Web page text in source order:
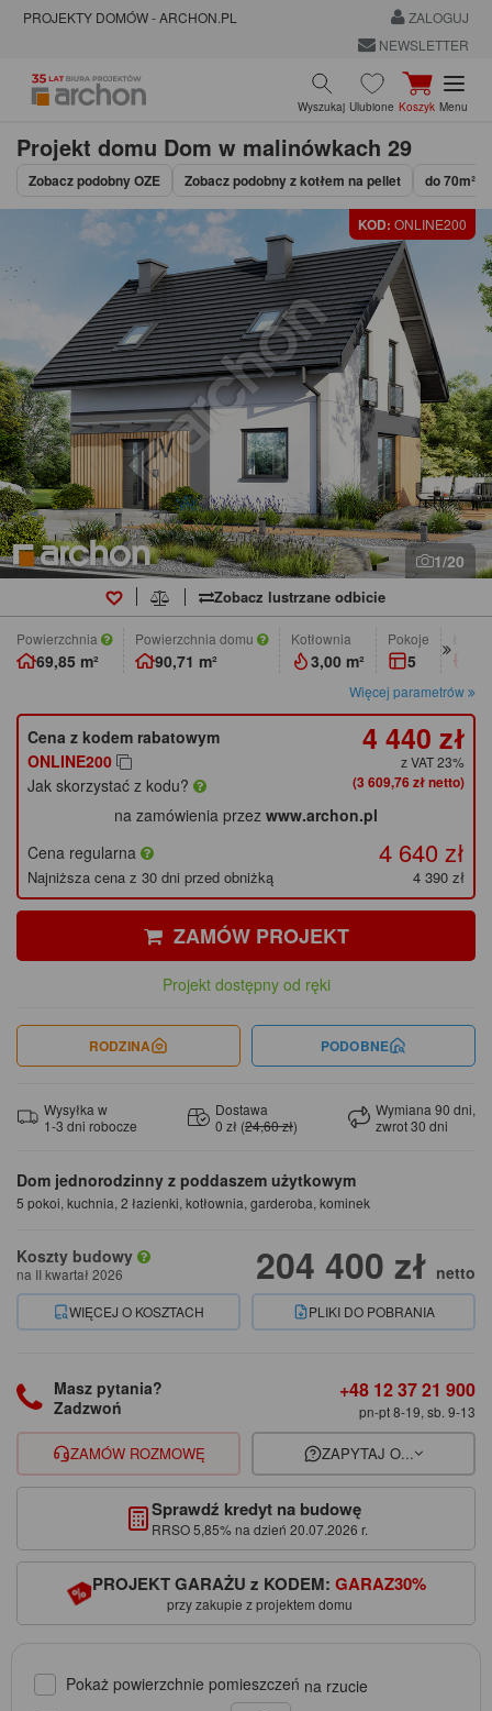
PROJEKTY DOMÓW - ARCHON.PL
ZALOGUJ
NEWSLETTER
Wyszukaj Ulubione Koszyk Menu
Projekt domu Dom w malinówkach 29
Zobacz podobny OZE Zobacz podobny z kotłem na pellet do 70m²
KOD: ONLINE200
1/20
Zobacz lustrzane odbicie
Powierzchnia
69,85 m²
Powierzchnia domu
90,71 m²
Kotłownia
3,00 m²
pokoje
5
Więcej parametrów
Dom jednorodzinny z poddaszem użytkowym
5 pokoi, kuchnia, 2 łazienki, kotłownia, garderoba, kominek
Koszty budowy
na II kwartał 2026 204 400 zł netto
WIĘCEJ O KOSZTACH PLIKI DO POBRANIA
Cena z kodem rabatowym
ONLINE200
Jak skorzystać z kodu?
4 440 zł
z VAT 23%
(3 609,76 zł netto)
na zamówienia przez www.archon.pl
Cena regularna
4 640 zł
Najniższa cena z 30 dni przed obniżką 4 390 zł
ZAMÓW PROJEKT
Projekt dostępny od ręki
RODZINA PODOBNE
Wysyłka w
1-3 dni robocze
Dostawa
0 zł (24,60 zł)
Wymiana 90 dni,
zwrot 30 dni
Masz pytania?
Zadzwoń
+48 12 37 21 900
pn-pt 8-19, sb. 9-13
ZAMÓW ROZMOWĘ ZAPYTAJ O...
Sprawdź kredyt na budowę
RRSO 5,85% na dzień 20.07.2026 r.
PROJEKT GARAŻU z KODEM: GARAZ30%
przy zakupie z projektem domu
Pokaż powierzchnie pomieszczeń na rzucie